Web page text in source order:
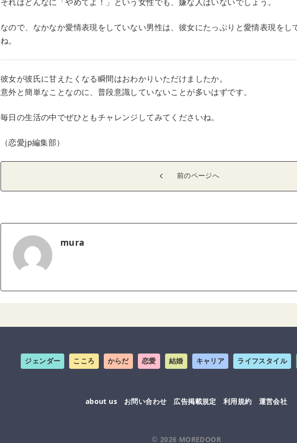
それはどんなに「やめてよ！」という女性でも、嫌な人はいないでしょう。
なので、なかなか愛情表現をしていない男性は、彼女にたっぷりと愛情表現をし
ね。
彼女が彼氏に甘えたくなる瞬間はおわかりいただけましたか。
意外と簡単なことなのに、普段意識していないことが多いはずです。
毎日の生活の中でぜひともチャレンジしてみてくださいね。
（恋愛jp編集部）
前のページへ
mura
ジェンダー こころ からだ 恋愛 結婚 キャリア ライフスタイル
about us お問い合わせ 広告掲載規定 利用規約 運営会社
© 2026 MOREDOOR